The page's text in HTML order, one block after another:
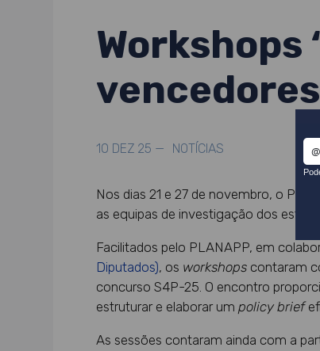
Workshops
10 DEZ 25 — NOTÍCIAS
Nos dias 21 e 27 de novembro, o
as equipas de investigação dos
Facilitados pelo PLANAPP, em
Diputados), os workshopscontaram
concurso S4P-25. O encontro
estruturar e elaborar um policy brief
As sessões contaram ainda com a